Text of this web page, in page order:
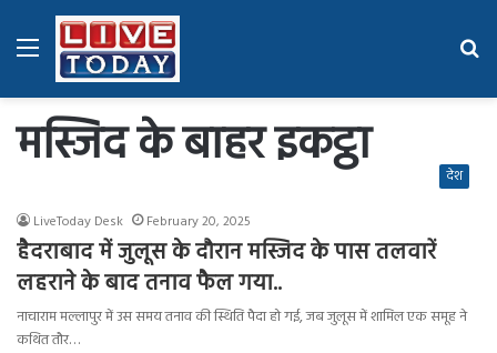
Menu
मस्जिद के बाहर इकट्ठा देश
LiveToday Desk February 20, 2025
हैदराबाद में जुलूस के दौरान मस्जिद के पास तलवारें
लहराने के बाद तनाव फैल गया..
नाचाराम मल्लापुर में उस समय तनाव की स्थिति पैदा हो गई, जब जुलूस में शामिल एक समूह ने
कथित तौर…